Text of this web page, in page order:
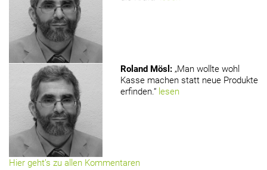
Roland Mösl : „Man wollte wohl
Kasse machen statt neue Produkte
erfinden.“ lesen
Hier geht’s zu allen Kommentaren